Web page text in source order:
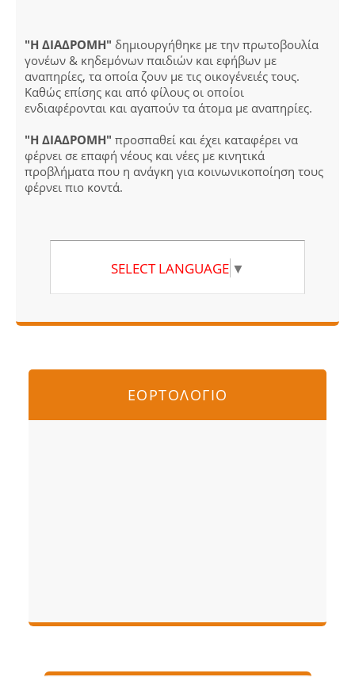
"Η ΔΙΑΔΡΟΜΗ" δημιουργήθηκε με την πρωτοβουλία
γονέων & κηδεμόνων παιδιών και εφήβων με
αναπηρίες, τα οποία ζουν με τις οικογένειές τους.
Καθώς επίσης και από φίλους οι οποίοι
ενδιαφέρονται και αγαπούν τα άτομα με αναπηρίες.
"Η ΔΙΑΔΡΟΜΗ" προσπαθεί και έχει καταφέρει να
φέρνει σε επαφή νέους και νέες με κινητικά
προβλήματα που η ανάγκη για κοινωνικοποίηση τους
φέρνει πιο κοντά.
SELECT LANGUAGE ▼
ΕΟΡΤΟΛΟΓΙΟ